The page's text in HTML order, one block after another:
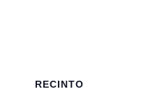
RECINTO